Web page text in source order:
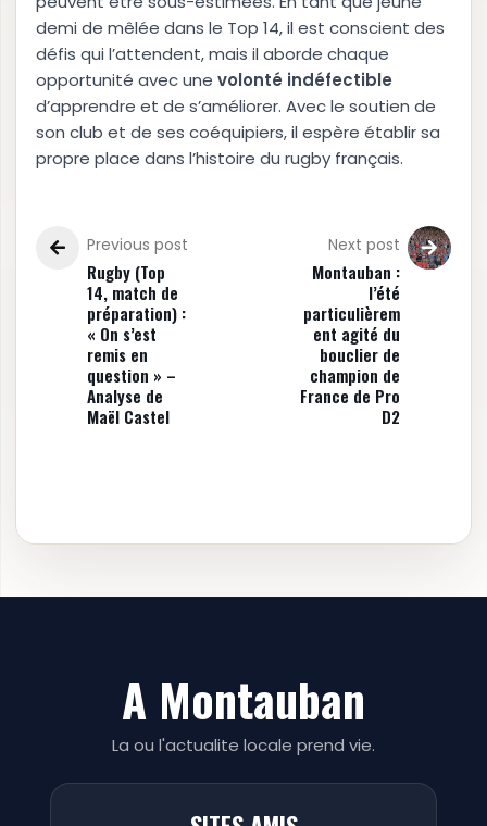
demi de mêlée dans le Top 14, il est conscient des
défis qui l’attendent, mais il aborde chaque
opportunité avec une volonté indéfectible
d’apprendre et de s’améliorer. Avec le soutien de
son club et de ses coéquipiers, il espère établir sa
propre place dans l’histoire du rugby français.
Previous post
Rugby (Top
14, match de
préparation) :
« On s’est
remis en
question » –
Analyse de
Maël Castel
Next post
Montauban :
l’été
particulièrem
ent agité du
bouclier de
champion de
France de Pro
D2
A Montauban
La ou l'actualite locale prend vie.